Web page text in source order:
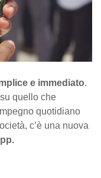
e immediato.
quello che
quotidiano
c’è una nuova